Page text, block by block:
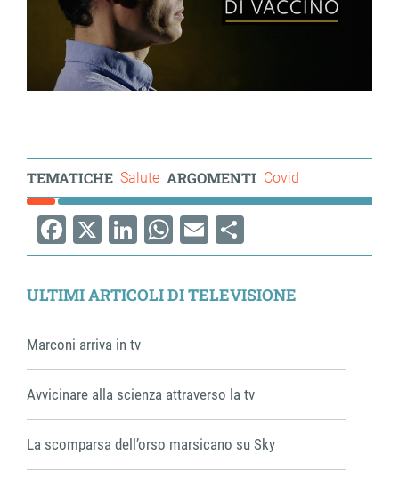
TEMATICHE Salute ARGOMENTI Covid
Facebook
X LinkedIn
WhatsApp
EmailShare
ULTIMI ARTICOLI DI TELEVISIONE
Marconi arriva in tv
Avvicinare alla scienza attraverso la tv
La scomparsa dell’orso marsicano su Sky